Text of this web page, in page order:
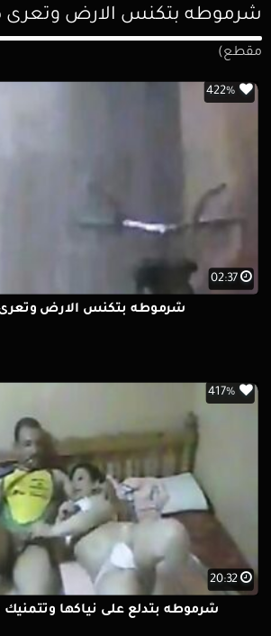
شرموطه بتكنس الارض وتعرى
مقطع)
02:37
422%
شرموطه بتكنس الارض
20:32
417%
شرموطه بتدلع على نياكها